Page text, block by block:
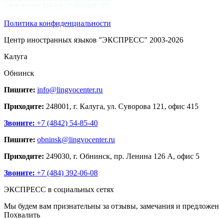
Политика конфиденциальности
Центр иностранных языков "ЭКСПРЕСС" 2003-2026
Калуга
Обнинск
Пишите: info@lingvocenter.ru
Приходите: 248001, г. Калуга, ул. Суворова 121, офис 415
Звоните: +7 (4842) 54-85-40
Пишите: obninsk@lingvocenter.ru
Приходите: 249030, г. Обнинск, пр. Ленина 126 А, офис 5
Звоните: +7 (484) 392-06-08
ЭКСПРЕСС в социальных сетях
Мы будем вам признательны за отзывы, замечания и
Похвалить